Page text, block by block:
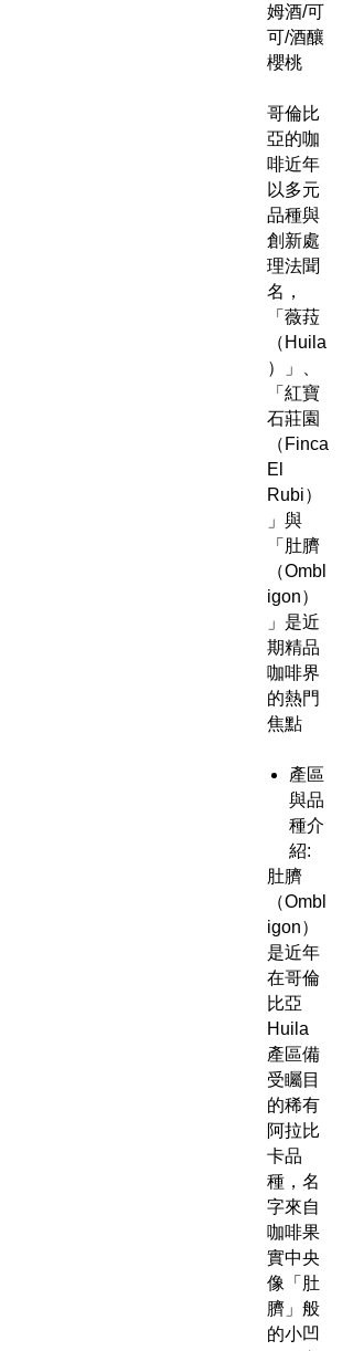
姆酒/可
可/酒釀
櫻桃
哥倫比
亞的咖
啡近年
以多元
品種與
創新處
理法聞
名，
「薇菈
（Huila
）」、
「紅寶
石莊園
（Finca
El
Rubi）
」與
「肚臍
（Ombl
igon）
」是近
期精品
咖啡界
的熱門
焦點
產區
與品
種介
紹:
肚臍
（Ombl
igon）
是近年
在哥倫
比亞
Huila
產區備
受矚目
的稀有
阿拉比
卡品
種，名
字來自
咖啡果
實中央
像「肚
臍」般
的小凹